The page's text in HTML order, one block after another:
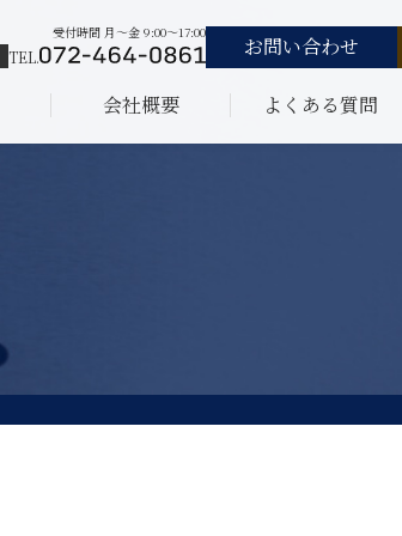
受付時間 月〜金 9:00〜17:00
TEL. お問い合わせ
会社概要 よくある質問